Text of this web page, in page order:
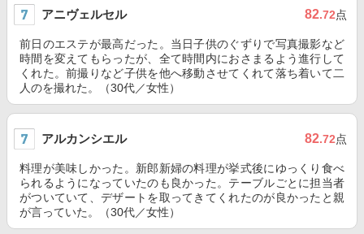
アニヴェルセル 82.72点
前日のエステが最高だった。当日子供のぐずりで写真撮影など
時間を変えてもらったが、全て時間内におさまるよう進行して
くれた。前撮りなど子供を他へ移動させてくれて落ち着いて二
人のを撮れた。（30代／女性）
アルカンシエル 82.72点
料理が美味しかった。新郎新婦の料理が挙式後にゆっくり食べ
られるようになっていたのも良かった。テーブルごとに担当者
がついていて、デザートを取ってきてくれたのが良かったと親
が言っていた。（30代／女性）